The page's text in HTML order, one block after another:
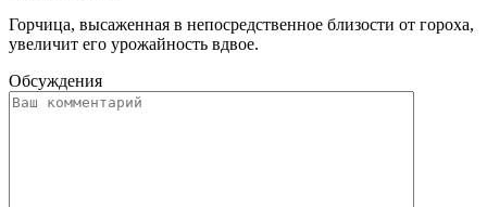
Горчица, высаженная в непосредственное близости от гороха,
увеличит его урожайность вдвое.
Обсуждения